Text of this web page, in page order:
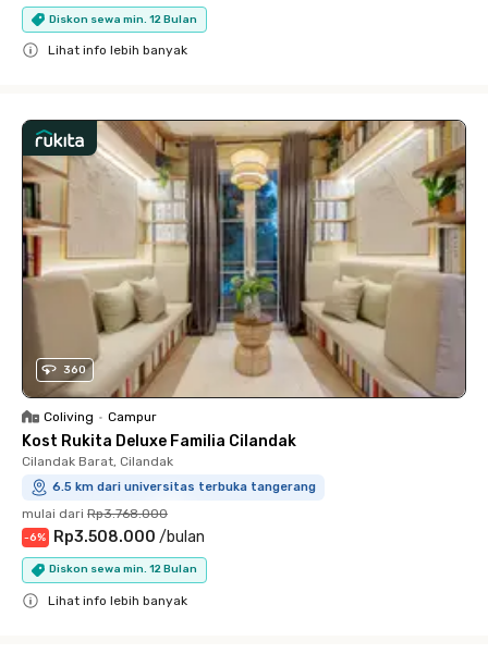
Diskon sewa min. 12 Bulan
Lihat info lebih banyak
360
Coliving • Campur
Kost Rukita Deluxe Familia Cilandak
Cilandak Barat, Cilandak
6.5 km dari universitas terbuka tangerang
mulai dari Rp3.768.000
-6% Rp3.508.000 /bulan
Diskon sewa min. 12 Bulan
Lihat info lebih banyak